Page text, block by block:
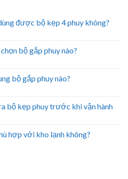
được bộ kẹp 4 phuy không?
bộ gắp phuy nào?
bộ gắp phuy nào?
bộ kẹp phuy trước khi vận hành
hợp với kho lạnh không?